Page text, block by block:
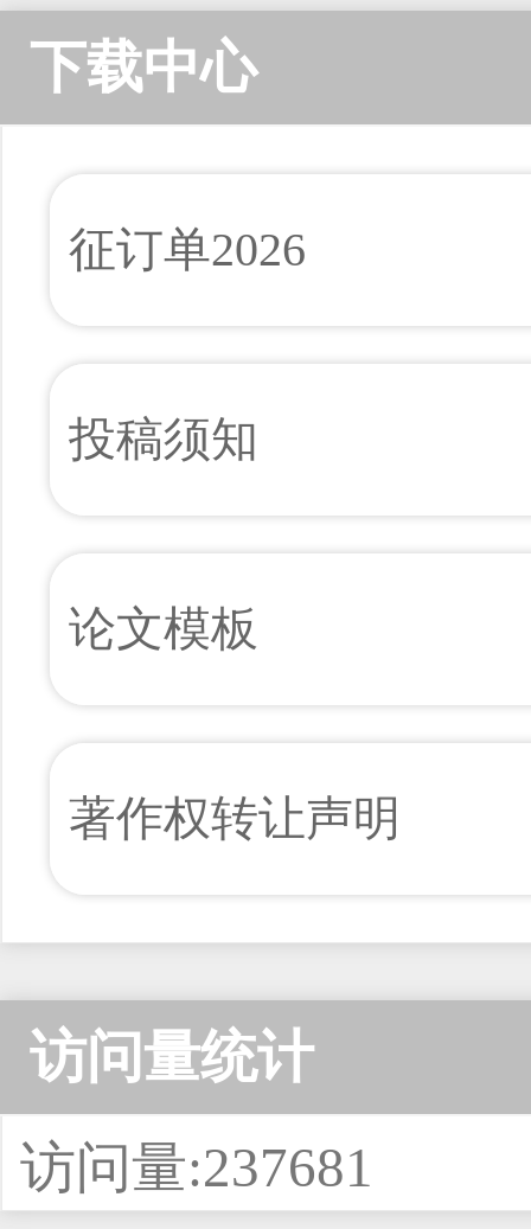
下载中心
征订单2026
投稿须知
论文模板
著作权转让声明
访问量统计
访问量:237681